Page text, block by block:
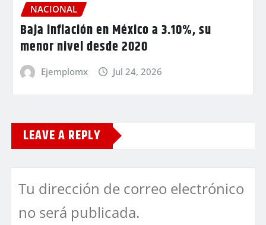
NACIONAL
Baja inflación en México a 3.10%, su
menor nivel desde 2020
Ejemplomx Jul 24, 2026
LEAVE A REPLY
Tu dirección de correo electrónico
no será publicada.